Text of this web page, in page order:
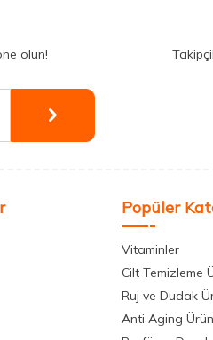
olun!
Popüler
Vitaminler
Cilt Temizleme
Ruj ve Dudak
Anti Aging